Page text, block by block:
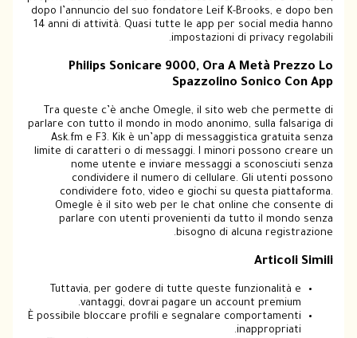
dopo l’annuncio del suo fondatore Leif K-Brooks, e dopo ben
14 anni di attività. Quasi tutte le app per social media hanno
impostazioni di privacy regolabili.
Philips Sonicare 9000, Ora A Metà Prezzo Lo
Spazzolino Sonico Con App
Tra queste c’è anche Omegle, il sito web che permette di
parlare con tutto il mondo in modo anonimo, sulla falsariga di
Ask.fm e F3. Kik è un’app di messaggistica gratuita senza
limite di caratteri o di messaggi. I minori possono creare un
nome utente e inviare messaggi a sconosciuti senza
condividere il numero di cellulare. Gli utenti possono
condividere foto, video e giochi su questa piattaforma.
Omegle è il sito web per le chat online che consente di
parlare con utenti provenienti da tutto il mondo senza
bisogno di alcuna registrazione.
Articoli Simili
Tuttavia, per godere di tutte queste funzionalità e
vantaggi, dovrai pagare un account premium.
È possibile bloccare profili e segnalare comportamenti
inappropriati.